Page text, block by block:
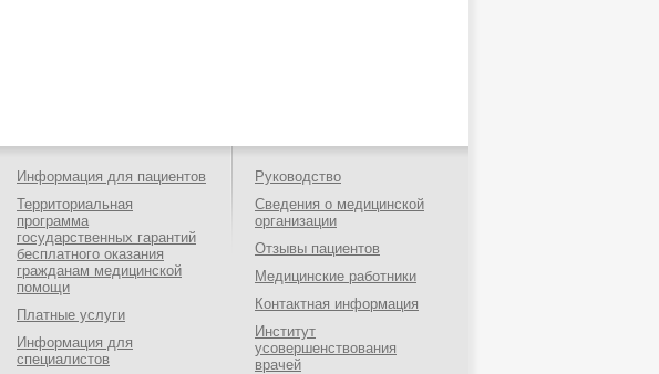
Информация для пациентов
Территориальная
программа
государственных гарантий
бесплатного оказания
гражданам медицинской
помощи
Платные услуги
Информация для
специалистов
Руководство
Сведения о медицинской
организации
Отзывы пациентов
Медицинские работники
Контактная информация
Институт
усовершенствования
врачей